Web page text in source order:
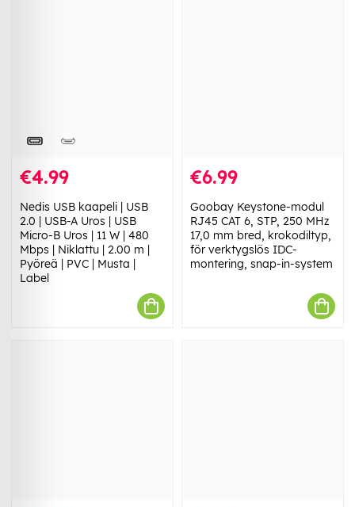
€4.99
Nedis USB kaapeli | USB
2.0 | USB-A Uros | USB
Micro-B Uros | 11 W | 480
Mbps | Niklattu | 2.00 m |
Pyöreä | PVC | Musta |
Label
€6.99
Goobay Keystone-modul
RJ45 CAT 6, STP, 250 MHz
17,0 mm bred, krokodiltyp,
för verktygslös IDC-
montering, snap-in-system